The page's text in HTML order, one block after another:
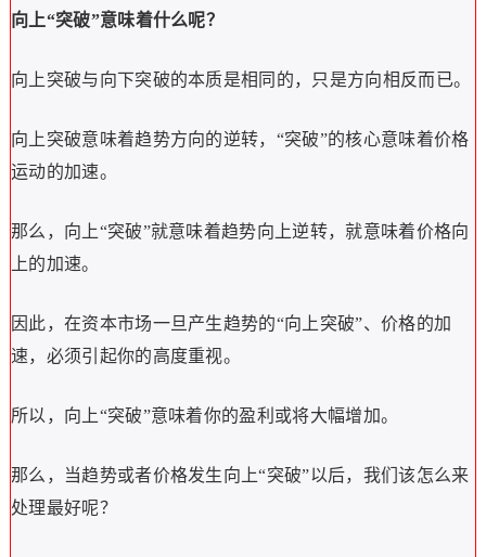
向上“突破”意味着什么呢？
向上突破与向下突破的本质是相同的，只是方向相反而已。
向上突破意味着趋势方向的逆转，“突破”的核心意味着价格
运动的加速。
那么，向上“突破”就意味着趋势向上逆转，就意味着价格向
上的加速。
因此，在资本市场一旦产生趋势的“向上突破”、价格的加
速，必须引起你的高度重视。
所以，向上“突破”意味着你的盈利或将大幅增加。
那么，当趋势或者价格发生向上“突破”以后，我们该怎么来
处理最好呢？